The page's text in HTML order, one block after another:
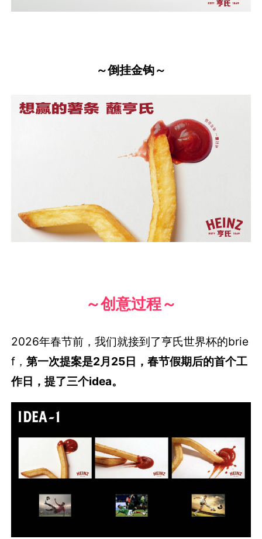
～倒挂金钩～
～创意过程～
2026年春节前，我们就接到了亨氏世界杯的brie
f，第一次提案是2月25日，春节假期后的首个工
作日，提了三个idea。